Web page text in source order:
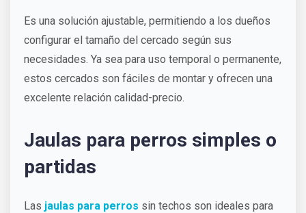
Es una solución ajustable, permitiendo a los dueños
configurar el tamaño del cercado según sus
necesidades. Ya sea para uso temporal o permanente,
estos cercados son fáciles de montar y ofrecen una
excelente relación calidad-precio.
Jaulas para perros simples o
partidas
Las jaulas para perros sin techos son ideales para